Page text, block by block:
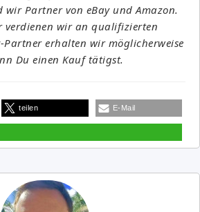
wir Partner von eBay und Amazon.
verdienen wir an qualifizierten
Partner erhalten wir möglicherweise
Du einen Kauf tätigst.
teilen E-Mail